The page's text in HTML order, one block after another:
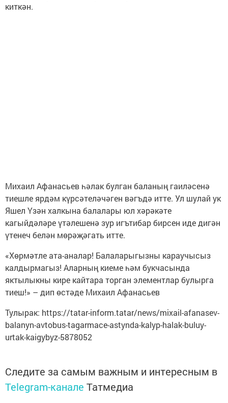
киткән.
Михаил Афанасьев һәлак булган баланың гаиләсенә
тиешле ярдәм күрсәтеләчәген вәгъдә итте. Ул шулай ук
Яшел Үзән халкына балалары юл хәрәкәте
кагыйдәләре үтәлешенә зур игътибар бирсен иде дигән
үтенеч белән мөрәҗәгать итте.
«Хөрмәтле ата-аналар! Балаларыгызны караучысыз
калдырмагыз! Аларның киеме һәм букчасында
яктылыкны кире кайтара торган элементлар булырга
тиеш!» – дип өстәде Михаил Афанасьев
Тулырак: https://tatar-inform.tatar/news/mixail-afanasev-
balanyn-avtobus-tagarmace-astynda-kalyp-halak-buluy-
urtak-kaigybyz-5878052
Следите за самым важным и интересным в
Telegram-канале Татмедиа